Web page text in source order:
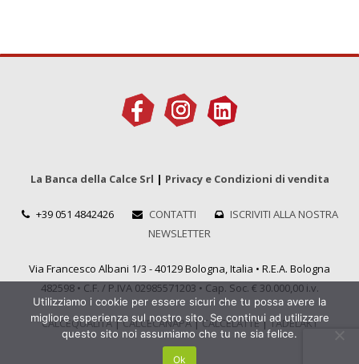
La Banca della Calce Srl | Privacy e Condizioni di vendita
+39 051 4842426 CONTATTI
ISCRIVITI ALLA NOSTRA
NEWSLETTER
Via Francesco Albani 1/3 - 40129 Bologna, Italia • R.E.A. Bologna
482598 • C.F. / P.IVA 02985571203 • Cap. Soc. € 30.000,00 i.v.
CALCEQUALITÀ|CALCECANAPA|CALCELATTE|TADELAKT
Utilizziamo i cookie per essere sicuri che tu possa avere la
migliore esperienza sul nostro sito. Se continui ad utilizzare
questo sito noi assumiamo che tu ne sia felice.
Ok